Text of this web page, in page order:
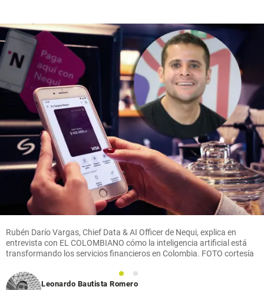
Rubén Darío Vargas, Chief Data & AI Officer de Nequi, explica en
entrevista con EL COLOMBIANO cómo la inteligencia artificial está
transformando los servicios financieros en Colombia. FOTO cortesía
1
2
Leonardo Bautista Romero